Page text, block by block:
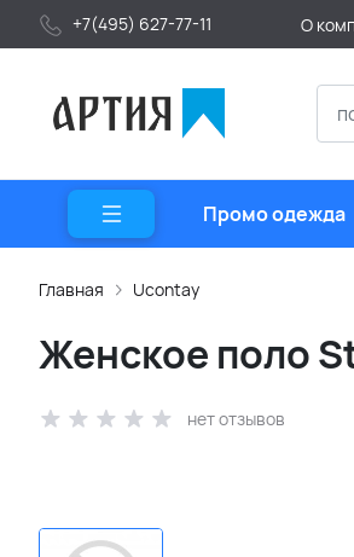
+7(495) 627-77-11 О
Промо одежда
Главная Ucontay
Женское поло
нет отзывов